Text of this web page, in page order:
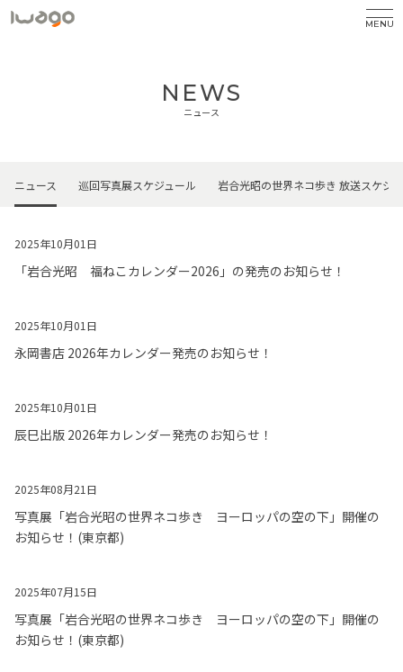
MENU
NEWS
ニュース
ニュース 巡回写真展スケジュール 岩合光昭の世界ネコ歩き 放送スケジ
2025年10月01日
「岩合光昭 福ねこカレンダー2026」の発売のお知らせ！
2025年10月01日
永岡書店 2026年カレンダー発売のお知らせ！
2025年10月01日
辰巳出版 2026年カレンダー発売のお知らせ！
2025年08月21日
写真展「岩合光昭の世界ネコ歩き ヨーロッパの空の下」開催の
お知らせ！(東京都)
2025年07月15日
写真展「岩合光昭の世界ネコ歩き ヨーロッパの空の下」開催の
お知らせ！(東京都)